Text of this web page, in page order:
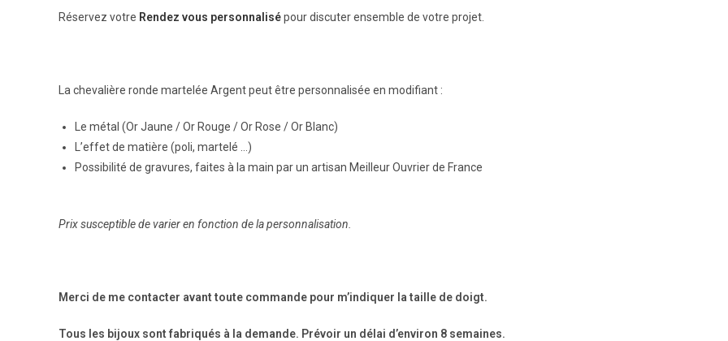
Réservez votre Rendez vous personnalisépour discuter ensemble de votre projet.
La chevalière ronde martelée Argent peut être personnalisée en modifiant :
Le métal (Or Jaune / Or Rouge / Or Rose / Or Blanc)
L’effet de matière (poli, martelé …)
Possibilité de gravures, faites à la main par un artisan Meilleur Ouvrier de France
Prix susceptible de varier en fonction de la personnalisation.
Merci de me contacter avant toute commande pour m’indiquer la taille de doigt.
Tous les bijoux sont fabriqués à la demande. Prévoir un délai d’environ 8 semaines.